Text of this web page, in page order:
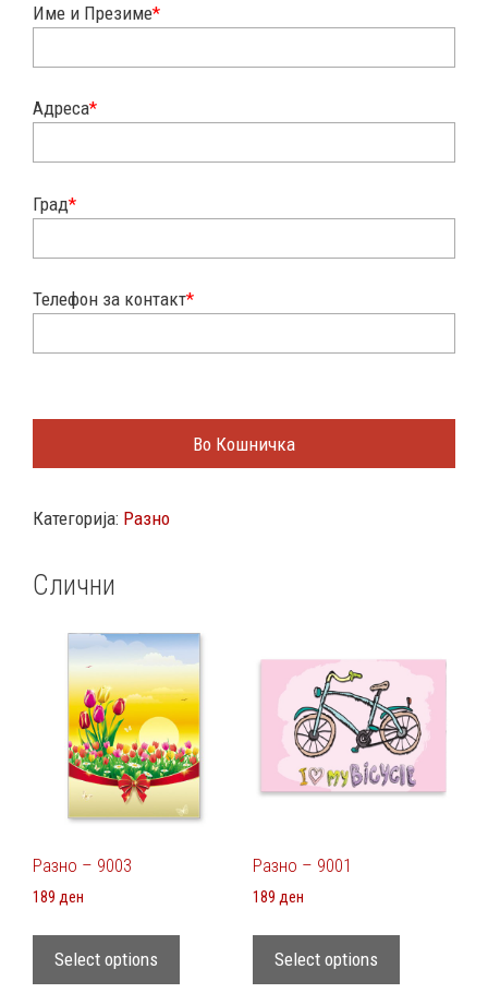
Име и Презиме*
Адреса*
Град*
Телефон за контакт*
Во Кошничка
Категорија: Разно
Слични
Разно – 9003
189 ден
Select options
Разно – 9001
189 ден
Select options